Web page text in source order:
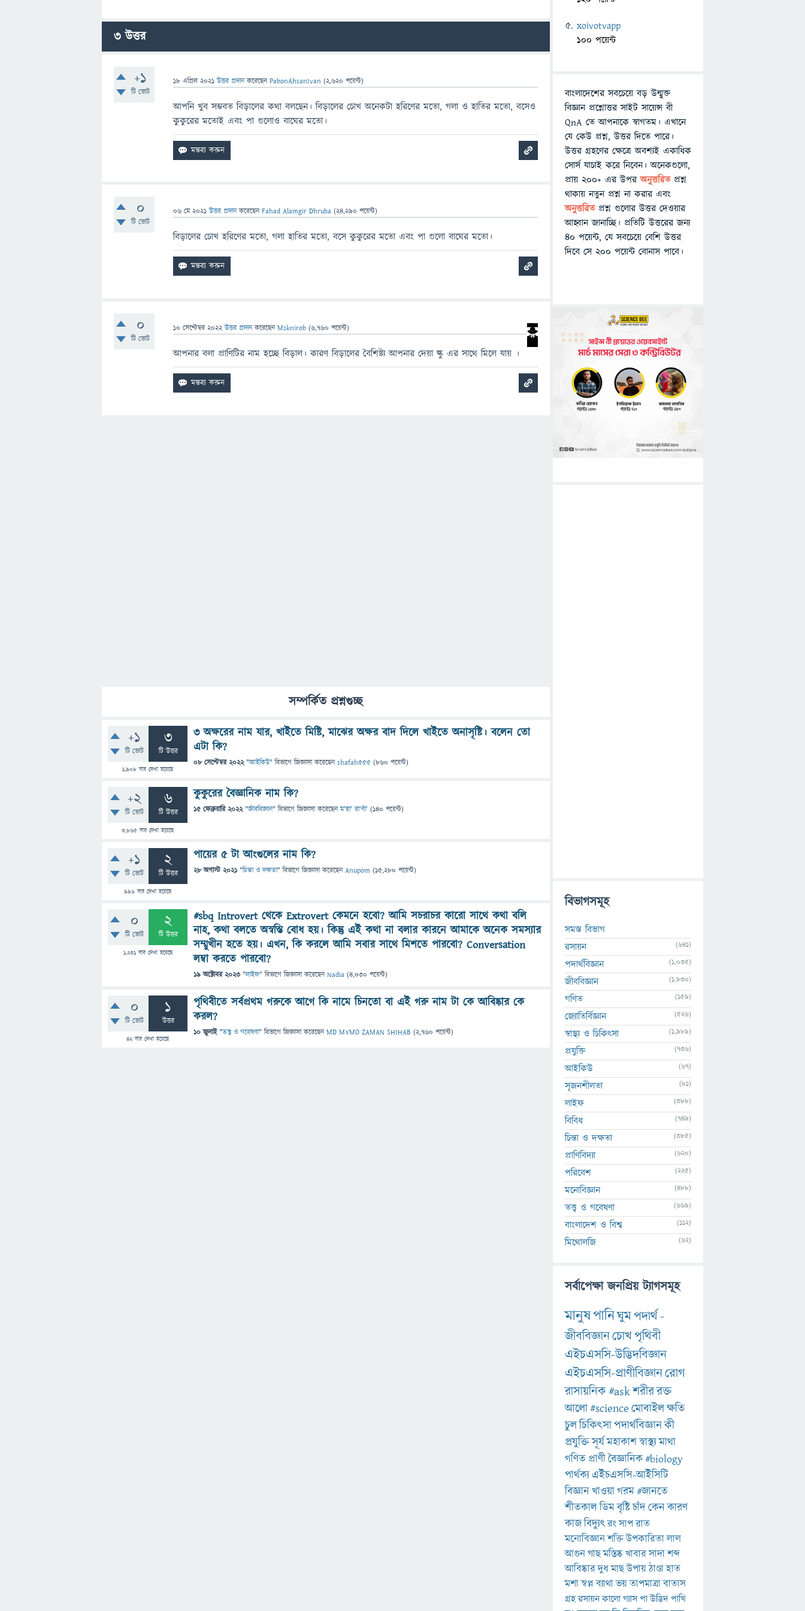
3উত্তর
+1
টি ভোট
18 এপ্রিল 2021 উত্তর প্রদান করেছেনPabonAhsanIvan (2,620 পয়েন্ট)
আপনি খুব সম্ভবত বিড়ালের কথা বলছেন। বিড়ালের চোখ অনেকটা হরিণের মতো, গলা ও হাতির মতো, বসেও
কুকুরের মতোই এবং পা গুলোও বাঘের মতো।
0
টি ভোট
06 মে 2021 উত্তর প্রদান করেছেনFahad Alamgir Dhruba (24,290 পয়েন্ট)
বিড়ালের চোখ হরিণের মতো, গলা হাতির মতো, বসে কুকুরের মতো এবং পা গুলো বাঘের মতো।
0
টি ভোট
10 সেপ্টেম্বর 2022 উত্তর প্রদান করেছেনMsknirob (6,760 পয়েন্ট)
আপনার বলা প্রাণিটির নাম হচ্ছে বিড়াল। কারণ বিড়ালের বৈশিষ্ট্য আপনার দেয়া ল্কু এর সাথে মিলে যায় ।
সম্পর্কিত প্রশ্নগুচ্ছ
+1
টি ভোট
3
টি উত্তর
1,908 বার দেখা হয়েছে
৩ অক্ষরের নাম যার, খাইতে মিষ্টি, মাঝের অক্ষর বাদ দিলে খাইতে অনাসৃষ্টি। বলেন তো
এটা কি?
08 সেপ্টেম্বর 2022 "আইকিউ" বিভাগে জিজ্ঞাসাকরেছেনshafah555 (860 পয়েন্ট)
+2
টি ভোট
6
টি উত্তর
3,865 বার দেখা হয়েছে
কুকুরের বৈজ্ঞানিক নাম কি?
15 ফেব্রুয়ারি 2022 "জীববিজ্ঞান" বিভাগে জিজ্ঞাসাকরেছেনম'হা' রা'ণী' (140 পয়েন্ট)
+1
টি ভোট
2
টি উত্তর
996 বার দেখা হয়েছে
পায়ের ৫ টা আংগুলের নাম কি?
28 অগাস্ট 2021 "চিন্তা ও দক্ষতা" বিভাগে জিজ্ঞাসাকরেছেনAnupom (15,280 পয়েন্ট)
0
টি ভোট
2
টি উত্তর
1,231বার দেখা হয়েছে
#sbq Introvert থেকে Extrovert কেমনে হবো? আমি সচরাচর কারো সাথে কথা বলি
নাহ, কথা বলতে অস্বস্তি বোধ হয়। কিন্তু এই কথা না বলার কারনে আমাকে অনেক সমস্যার
সম্মুখীন হতে হয়। এখন, কি করলে আমি সবার সাথে মিশতে পারবো? Conversation
লম্বা করতে পারবো?
19 অক্টোবর 2023 "লাইফ" বিভাগে জিজ্ঞাসাকরেছেনNadia (4,030 পয়েন্ট)
0
টি ভোট
1
উত্তর
42বার দেখা হয়েছে
পৃথিবীতে সর্বপ্রথম গরুকে আগে কি নামে চিনতো বা এই গরু নাম টা কে আবিষ্কার কে
করল?
10 জুলাই "তত্ত্ব ও গবেষণা" বিভাগে জিজ্ঞাসাকরেছেনMD MYMO ZAMAN SHIHAB (2,760 পয়েন্ট)
xoivotvapp
100 পয়েন্ট
বাংলাদেশের সবচেয়ে বড় উন্মুক্ত
বিজ্ঞান প্রশ্নোত্তর সাইট সায়েন্স বী
QnA তে আপনাকে স্বাগতম। এখানে
যে কেউ প্রশ্ন, উত্তর দিতে পারে।
উত্তর গ্রহণের ক্ষেত্রে অবশ্যই একাধিক
সোর্স যাচাই করে নিবেন। অনেকগুলো,
প্রায় ২০০+ এর উপরঅনুত্তরিতপ্রশ্ন
থাকায় নতুন প্রশ্ন না করার এবং
অনুত্তরিত প্রশ্ন গুলোর উত্তর দেওয়ার
আহ্বান জানাচ্ছি। প্রতিটি উত্তরের জন্য
৪০ পয়েন্ট, যে সবচেয়ে বেশি উত্তর
দিবে সে ২০০ পয়েন্ট বোনাস পাবে।
বিভাগসমূহ
সমস্ত বিভাগ
রসায়ন
(641)
পদার্থবিজ্ঞান (1,035)
জীববিজ্ঞান (1,830)
গণিত (159)
জ্যোতির্বিজ্ঞান (526)
স্বাস্থ্য ও চিকিৎসা (1,989)
প্রযুক্তি (736)
আইকিউ (67)
সৃজনশীলতা (81)
লাইফ (388)
বিবিধ (749)
চিন্তা ও দক্ষতা (385)
প্রাণিবিদ্যা (620)
পরিবেশ (225)
মনোবিজ্ঞান (488)
তত্ত্ব ও গবেষণা (669)
বাংলাদেশ ও বিশ্ব (112)
মিথোলজি (62)
সর্বাপেক্ষা জনপ্রিয় ট্যাগসমূহ
মানুষপানিঘুমপদার্থ-
জীববিজ্ঞানচোখপৃথিবী
এইচএসসি-উদ্ভিদবিজ্ঞান
এইচএসসি-প্রাণীবিজ্ঞানরোগ
রাসায়নিক#askশরীররক্ত
আলো#scienceমোবাইলক্ষতি
চুলচিকিৎসাপদার্থবিজ্ঞানকী
প্রযুক্তিসূর্যমহাকাশস্বাস্থ্যমাথা
গণিত প্রাণীবৈজ্ঞানিক#biology
পার্থক্য এইচএসসি-আইসিটি
বিজ্ঞানখাওয়াগরম#জানতে
শীতকালডিমবৃষ্টিচাঁদকেনকারণ
কাজবিদ্যুৎরংসাপরাত
মনোবিজ্ঞানশক্তিউপকারিতালাল
আগুনগাছমস্তিষ্কখাবারসাদাশব্দ
আবিষ্কারদুধমাছউপায়ঠাণ্ডাহাত
মশাস্বপ্নব্যাথাভয়তাপমাত্রাবাতাস
গ্রহরসায়নকালোগ্যাসপাউদ্ভিদপাখি